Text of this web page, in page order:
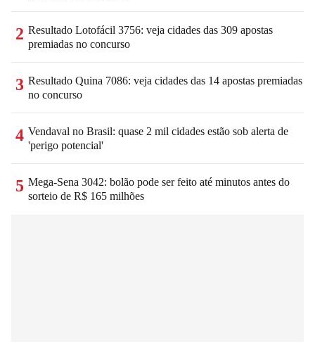
2 Resultado Lotofácil 3756: veja cidades das 309 apostas
premiadas no concurso
3 Resultado Quina 7086: veja cidades das 14 apostas premiadas
no concurso
4 Vendaval no Brasil: quase 2 mil cidades estão sob alerta de
'perigo potencial'
5 Mega-Sena 3042: bolão pode ser feito até minutos antes do
sorteio de R$ 165 milhões